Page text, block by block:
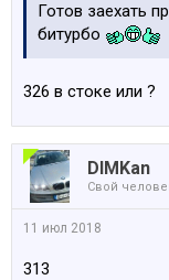
Готов заехать
битурбо
326 в стоке или ?
DIMKan
Свой
11 июл 2018
313